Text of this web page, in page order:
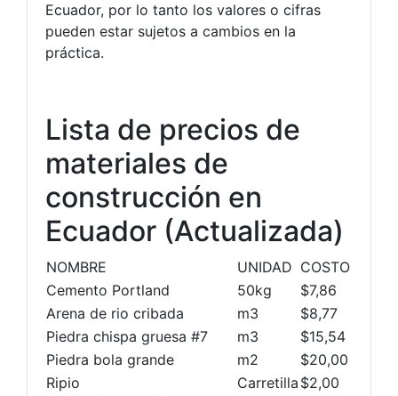
Ecuador, por lo tanto los valores o cifras
pueden estar sujetos a cambios en la
práctica.
Lista de precios de
materiales de
construcción en
Ecuador (Actualizada)
NOMBRE UNIDAD COSTO
Cemento Portland
50kg
$7,86
Arena de rio cribada
m3
$8,77
Piedra chispa gruesa #7
m3
$15,54
Piedra bola grande
m2
$20,00
Ripio
Carretilla $2,00